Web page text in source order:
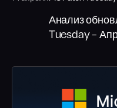
Анализ
Tuesday –